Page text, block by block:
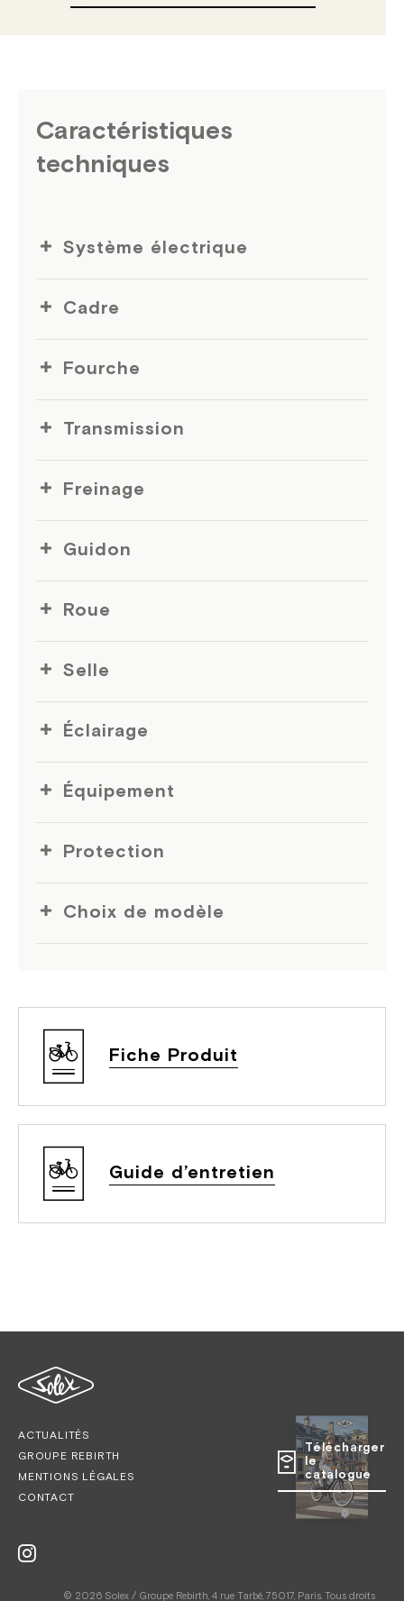
Caractéristiques
techniques
Système électrique
Cadre
Fourche
Transmission
Freinage
Guidon
Roue
Selle
Éclairage
Équipement
Protection
Choix de modèle
Fiche Produit
Guide d’entretien
ACTUALITÉS
GROUPE REBIRTH
MENTIONS LÉGALES
CONTACT
Télécharger
le
catalogue
© 2026 Solex / Groupe Rebirth, 4 rue Tarbé, 75017, Paris. Tous droits